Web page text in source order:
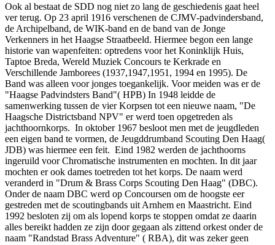
Ook al bestaat de SDD nog niet zo lang de geschiedenis gaat heel
ver terug. Op 23 april 1916 verschenen de CJMV-padvindersband,
de Archipelband, de WIK-band en de band van de Jonge
Verkenners in het Haagse Straatbeeld. Hiermee begon een lange
historie van wapenfeiten: optredens voor het Koninklijk Huis,
Taptoe Breda, Wereld Muziek Concours te Kerkrade en
Verschillende Jamborees (1937,1947,1951, 1994 en 1995). De
Band was alleen voor jonges toegankelijk. Voor meiden was er de
"Haagse Padvindsters Band"( HPB) In 1948 leidde de
samenwerking tussen de vier Korpsen tot een nieuwe naam, "De
Haagsche Districtsband NPV" er werd toen opgetreden als
jachthoornkorps. In oktober 1967 besloot men met de jeugdleden
een eigen band te vormen, de Jeugddrumband Scouting Den Haag(
JDB) was hiermee een feit. Eind 1982 werden de jachthoorns
ingeruild voor Chromatische instrumenten en mochten. In dit jaar
mochten er ook dames toetreden tot het korps. De naam werd
veranderd in "Drum & Brass Corps Scouting Den Haag" (DBC).
Onder de naam DBC werd op Concoursen om de hoogste eer
gestreden met de scoutingbands uit Arnhem en Maastricht. Eind
1992 besloten zij om als lopend korps te stoppen omdat ze daarin
alles bereikt hadden ze zijn door gegaan als zittend orkest onder de
naam "Randstad Brass Adventure" ( RBA), dit was zeker geen